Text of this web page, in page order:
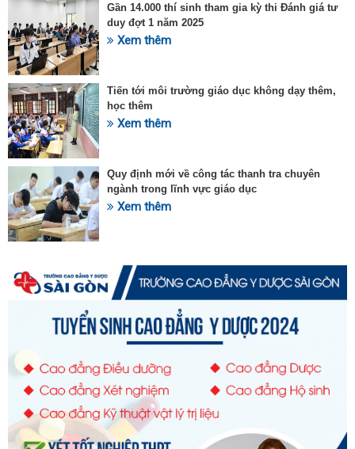
Gần 14.000 thí sinh tham gia kỳ thi Đánh giá tư
duy đợt 1 năm 2025
Xem thêm
Tiến tới môi trường giáo dục không dạy thêm,
học thêm
Xem thêm
Quy định mới về công tác thanh tra chuyên
ngành trong lĩnh vực giáo dục
Xem thêm